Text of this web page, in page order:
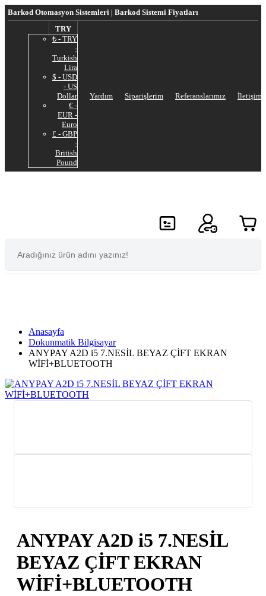
Barkod Otomasyon Sistemleri | Barkod Sistemi Fiyatları
TRY
₺ - TRY
-
Turkish
Lira
$ - USD
- US
Dollar
€ -
EUR -
Euro
£ - GBP
-
British
Pound
Yardım Siparişlerim Referanslarımız İletişim
Anasayfa
Dokunmatik Bilgisayar
ANYPAY A2D i5 7.NESİL BEYAZ ÇİFT EKRAN
WİFİ+BLUETOOTH
ANYPAY A2D i5 7.NESİL
BEYAZ ÇİFT EKRAN
WİFİ+BLUETOOTH